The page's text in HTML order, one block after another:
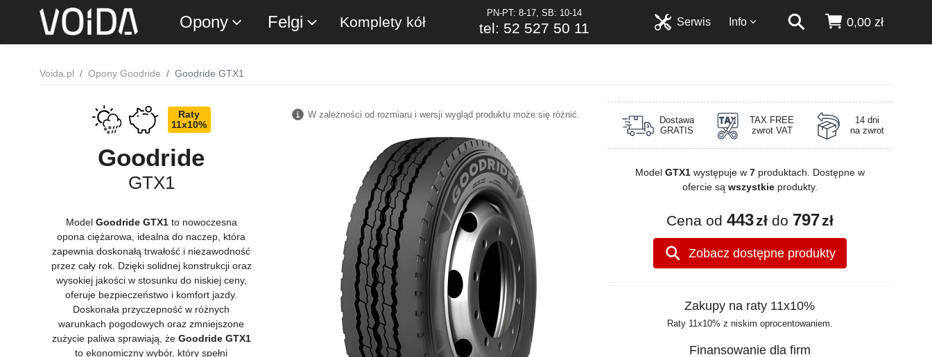
Opony Felgi Komplety kół
PN-PT: 8-17, SB: 10-14
tel: 52 527 50 11 0,00 zł
Info
Serwis
Voida.pl Opony Goodride Goodride GTX1
Raty
11x10%
Goodride
GTX1
Model Goodride GTX1to nowoczesna
opona ciężarowa, idealna do naczep, która
zapewnia doskonałą trwałość i niezawodność
przez cały rok. Dzięki solidnej konstrukcji oraz
wysokiej jakości w stosunku do niskiej ceny,
oferuje bezpieczeństwo i komfort jazdy.
Doskonała przyczepność w różnych
warunkach pogodowych oraz zmniejszone
zużycie paliwa sprawiają, że Goodride GTX1
to ekonomiczny wybór, który spełni
W zależności od rozmiaru i wersji wygląd produktu może się różnić.
Dostawa
GRATIS
TAX FREE
zwrot VAT
14 dni
na zwrot
Model GTX1występuje w 7produktach. Dostępne w
ofercie są wszystkieprodukty.
Cena od 443złdo 797zł
Zobacz dostępne produkty
Zakupy na raty 11x10%
Raty 11x10% z niskim oprocentowaniem.
Finansowanie dla firm